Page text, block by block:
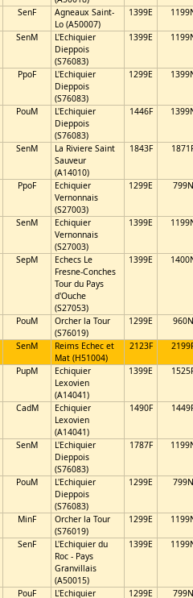
SenF
Agneaux Saint-
Lo (A50007)
1399E
SenM
L'Echiquier
Dieppois
(S76083)
1399E
PpoF
L'Echiquier
Dieppois
(S76083)
1299E
PouM
L'Echiquier
Dieppois
(S76083)
1446F
SenM
La Riviere Saint
Sauveur
(A14010)
1843F
PpoF
Echiquier
Vernonnais
(S27003)
1299E 799N
SenM
Echiquier
Vernonnais
(S27003)
1399E
SepM
Echecs Le
Fresne-Conches
Tour du Pays
d'Ouche
(S27053)
1399E
PouM
Orcher la Tour
(S76019)
1299E 960N
SenM
Reims Echec et
Mat (H51004)
2123F
PupM
Echiquier
Lexovien
(A14041)
1399E
CadM
Echiquier
Lexovien
(A14041)
1490F
SenM
L'Echiquier
Dieppois
(S76083)
1787F
PouM
L'Echiquier
Dieppois
(S76083)
1299E 799N
MinF
Orcher la Tour
(S76019)
1299E
SenF
L'Echiquier du
Roc - Pays
Granvillais
(A50015)
1399E
PouF
L'Echiquier
1299E 799N